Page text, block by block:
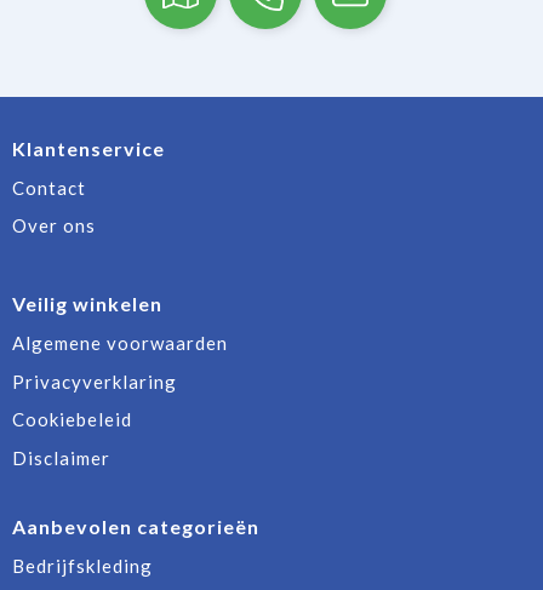
Klantenservice
Contact
Over ons
Veilig winkelen
Algemene voorwaarden
Privacyverklaring
Cookiebeleid
Disclaimer
Aanbevolen categorieën
Bedrijfskleding